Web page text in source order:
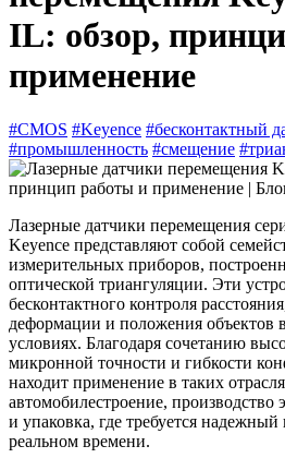
IL: обзор,
применение
#CMOS #Keyence #бесконтактный
#промышленность #смещение
Лазерные датчики перемещения
Keyence представляют собой
измерительных приборов,
оптической триангуляции. Эти
бесконтактного контроля
деформации и положения
условиях. Благодаря сочетанию
микронной точности и гибкости
находит применение в таких
автомобилестроение,
и упаковка, где требуется надежный
реальном времени.